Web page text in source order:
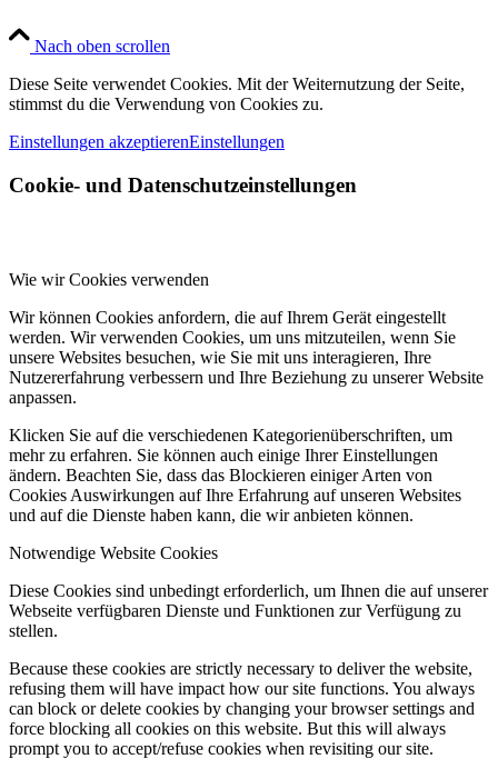
Nach oben scrollen
Diese Seite verwendet Cookies. Mit der Weiternutzung der Seite,
stimmst du die Verwendung von Cookies zu.
Einstellungen akzeptierenEinstellungen
Cookie- und Datenschutzeinstellungen
Wie wir Cookies verwenden
Wir können Cookies anfordern, die auf Ihrem Gerät eingestellt
werden. Wir verwenden Cookies, um uns mitzuteilen, wenn Sie
unsere Websites besuchen, wie Sie mit uns interagieren, Ihre
Nutzererfahrung verbessern und Ihre Beziehung zu unserer Website
anpassen.
Klicken Sie auf die verschiedenen Kategorienüberschriften, um
mehr zu erfahren. Sie können auch einige Ihrer Einstellungen
ändern. Beachten Sie, dass das Blockieren einiger Arten von
Cookies Auswirkungen auf Ihre Erfahrung auf unseren Websites
und auf die Dienste haben kann, die wir anbieten können.
Notwendige Website Cookies
Diese Cookies sind unbedingt erforderlich, um Ihnen die auf unserer
Webseite verfügbaren Dienste und Funktionen zur Verfügung zu
stellen.
Because these cookies are strictly necessary to deliver the website,
refusing them will have impact how our site functions. You always
can block or delete cookies by changing your browser settings and
force blocking all cookies on this website. But this will always
prompt you to accept/refuse cookies when revisiting our site.